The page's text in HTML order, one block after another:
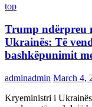
top
Trump ndërpreu
Ukrainës: Të
bashkëpunimit
adminadmin March 4,
Kryeministri i